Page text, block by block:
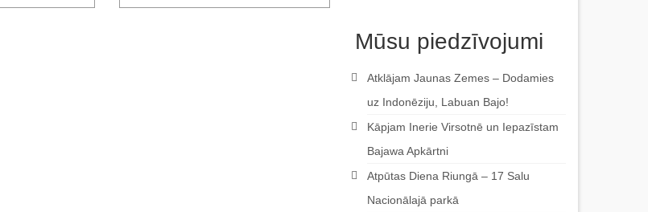
Mūsu piedzīvojumi
Atklājam Jaunas Zemes – Dodamies
uz Indonēziju, Labuan Bajo!
Kāpjam Inerie Virsotnē un Iepazīstam
Bajawa Apkārtni
Atpūtas Diena Riungā – 17 Salu
Nacionālajā parkā